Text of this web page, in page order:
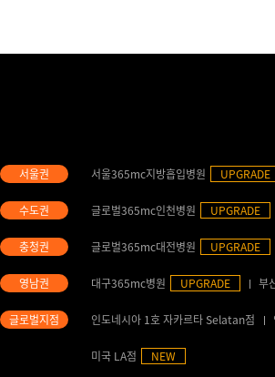
서울365mc지방흡입병원 UPGRADE
글로벌365mc인천병원 UPGRADE
글로벌365mc대전병원 UPGRADE
대구365mc병원 UPGRADE 부
인도네시아 1호 자카르타 Selatan점
미국 LA점 NEW